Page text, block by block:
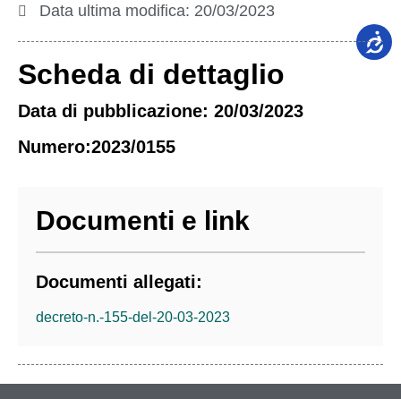
Data ultima modifica: 20/03/2023
Scheda di dettaglio
Data di pubblicazione: 20/03/2023
Numero:2023/0155
Documenti e link
Documenti allegati:
decreto-n.-155-del-20-03-2023